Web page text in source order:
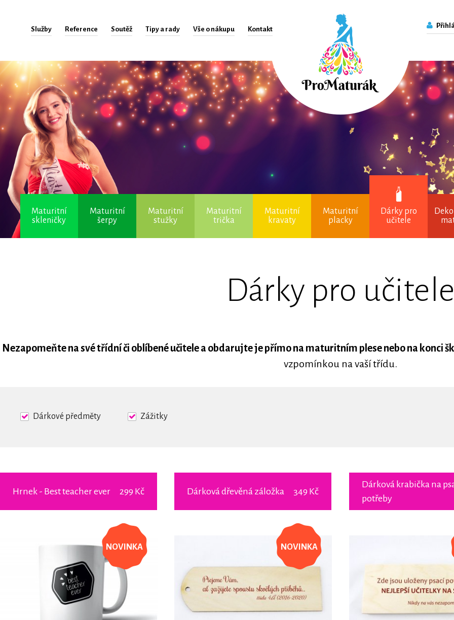
Služby Reference Soutěž Tipy a rady Vše o nákupu Kontakt
Maturitní
skleničky
Maturitní
šerpy
Maturitní
stužky
Maturitní
trička
Maturitní
kravaty
Maturitní
placky
Dárky pro
učitele
Dárky pro učitele
Nezapomeňte na své třídní či oblíbené učitele a obdarujte je přímo na maturitním plese nebo na konci
vzpomínkou na vaší třídu.
Dárkové předměty Zážitky
Hrnek - Best teacher ever 299 Kč
NOVINKA
Dárková dřevěná záložka 349 Kč
NOVINKA
Dárková krabička na
potřeby